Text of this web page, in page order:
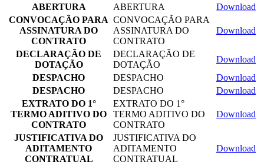
ABERTURA
ABERTURA
Download
CONVOCAÇÃO PARA
ASSINATURA DO
CONTRATO
CONVOCAÇÃO PARA
ASSINATURA DO
CONTRATO
Download
DECLARAÇÃO DE
DOTAÇÃO
DECLARAÇÃO DE
DOTAÇÃO
Download
DESPACHO
DESPACHO
Download
DESPACHO
DESPACHO
Download
EXTRATO DO 1°
TERMO ADITIVO DO
CONTRATO
EXTRATO DO 1°
TERMO ADITIVO DO
CONTRATO
Download
JUSTIFICATIVA DO
ADITAMENTO
CONTRATUAL
JUSTIFICATIVA DO
ADITAMENTO
CONTRATUAL
Download